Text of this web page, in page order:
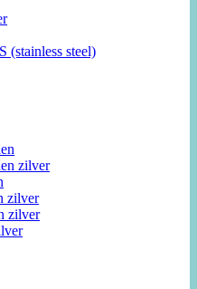
(stainless steel)
zilver
zilver
zilver